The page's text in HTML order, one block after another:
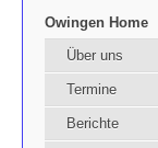
Owingen Home
Über uns
Termine
Berichte